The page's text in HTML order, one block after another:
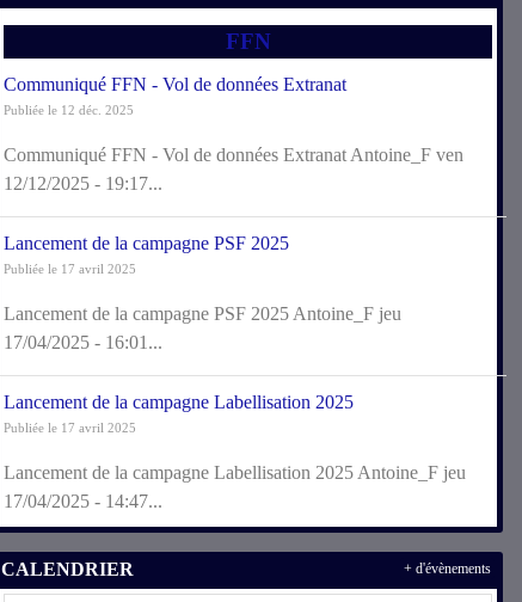
FFN
Communiqué FFN - Vol de données Extranat
Publiée le 12 déc. 2025
Communiqué FFN - Vol de données Extranat Antoine_F ven
12/12/2025 - 19:17...
Lancement de la campagne PSF 2025
Publiée le 17 avril 2025
Lancement de la campagne PSF 2025 Antoine_F jeu
17/04/2025 - 16:01...
Lancement de la campagne Labellisation 2025
Publiée le 17 avril 2025
Lancement de la campagne Labellisation 2025 Antoine_F jeu
17/04/2025 - 14:47...
CALENDRIER + d'évènements